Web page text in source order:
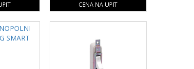
CENA NA UPIT